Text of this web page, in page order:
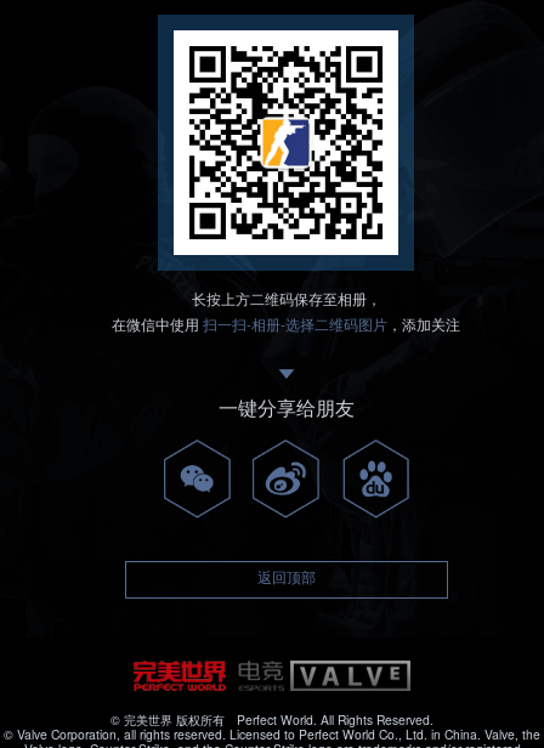
长按上方二维码保存至相册，
在微信中使用扫一扫-相册-选择二维码图片 ，添加关注
一键分享给朋友
返回顶部
© 完美世界 版权所有 Perfect World. All Rights Reserved.
© Valve Corporation, all rights reserved. Licensed to Perfect World Co., Ltd. in China. Valve, the